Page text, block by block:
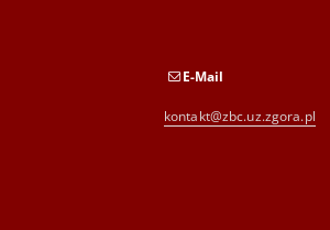
E-Mail
kontakt@zbc.uz.zgora.pl